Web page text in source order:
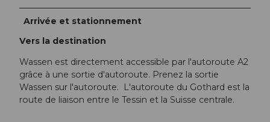
Arrivée et stationnement
Vers la destination
Wassen est directement accessible par l'autoroute A2
grâce à une sortie d'autoroute. Prenez la sortie
Wassen sur l'autoroute. L'autoroute du Gothard est la
route de liaison entre le Tessin et la Suisse centrale.